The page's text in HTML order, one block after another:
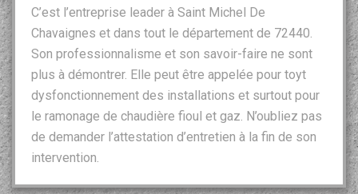
C’est l’entreprise leader à Saint Michel De
Chavaignes et dans tout le département de 72440.
Son professionnalisme et son savoir-faire ne sont
plus à démontrer. Elle peut être appelée pour toyt
dysfonctionnement des installations et surtout pour
le ramonage de chaudière fioul et gaz. N’oubliez pas
de demander l’attestation d’entretien à la fin de son
intervention.